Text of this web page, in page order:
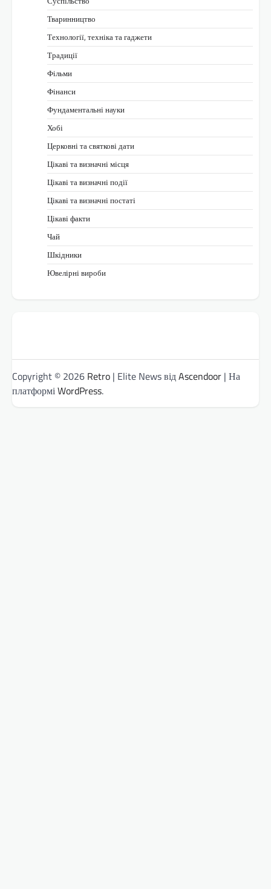
Тваринництво
Технології, техніка та гаджети
Традиції
Фільми
Фінанси
Фундаментальні науки
Хобі
Церковні та святкові дати
Цікаві та визначні місця
Цікаві та визначні події
Цікаві та визначні постаті
Цікаві факти
Чай
Шкідники
Ювелірні вироби
Copyright © 2026 Retro | Elite News відAscendoor | На
платформіWordPress.